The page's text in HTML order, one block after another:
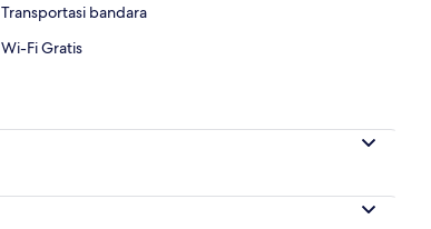
Transportasi bandara
Wi-Fi Gratis